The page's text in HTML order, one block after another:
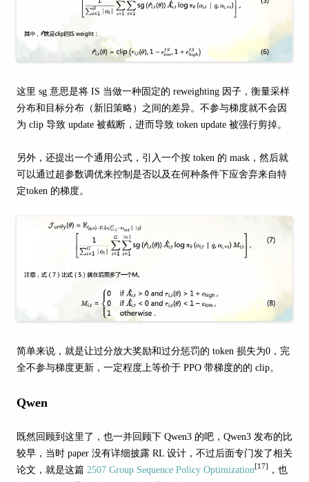
这里 sg 意思是将 IS 当做一种固定的 reweighting 因子，衡量采样
分布和目标分布（新旧策略）之间的差异。不参与梯度就不会因
为 clip 导致 update 被截断，进而导致 token update 被强行剪掉。
另外，还提出一个通用公式，引入一个按 token 的 mask，然后就
可以通过超参数调优来控制是否以及在何种条件下应舍弃来自特
定token 的梯度。
简单来说，就是让过分放大奖励和过分惩罚的 token 损失为0，完
全不参与梯度更新，一定程度上等价于 PPO 带梯度的的 clip。
Qwen
既然回顾到这里了，也一并回顾下 Qwen3 的吧，Qwen3 发布的比
较早，当时 paper 没有详细披露 RL 设计，不过后面专门发了相关
论文，就是这篇 2507 Group Sequence Policy Optimization [17]
，也